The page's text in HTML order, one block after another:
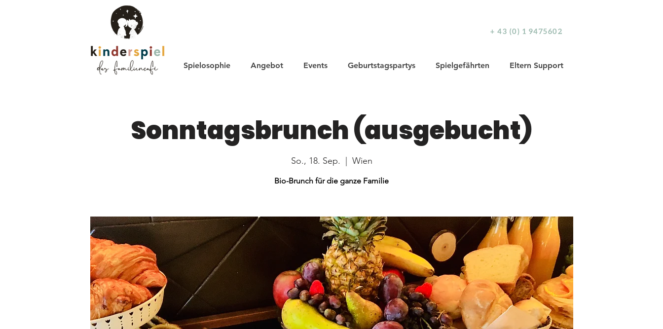
+ 43 (0) 1 9475602
Spielosophie Angebot Events Geburtstagspartys Spielgefährten Eltern Support
Sonntagsbrunch (ausgebucht)
So., 18. Sep. Wien
Bio-Brunch für die ganze Familie